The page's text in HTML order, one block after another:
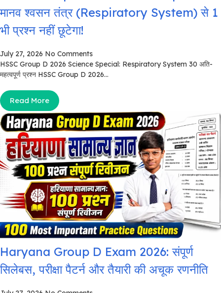
मानव श्वसन तंत्र (Respiratory System) से 1
भी प्रश्न नहीं छूटेगा!
July 27, 2026 No Comments
HSSC Group D 2026 Science Special: Respiratory System 30 अति-
महत्वपूर्ण प्रश्न HSSC Group D 2026...
Read More
Haryana Group D Exam 2026: संपूर्ण
सिलेबस, परीक्षा पैटर्न और तैयारी की अचूक रणनीति